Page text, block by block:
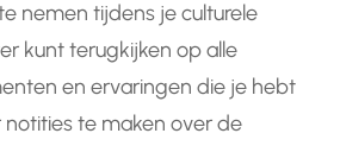
nemen tijdens je culturele
kunt terugkijken op alle
en ervaringen die je hebt
te maken over de